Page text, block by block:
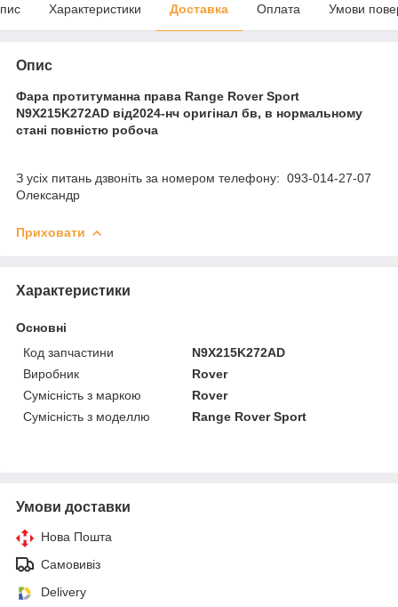
Характеристики Доставка Оплата Умови
Опис
Фара протитуманна права Range Rover Sport
N9X215K272AD від2024-нч оригінал бв, в нормальному
стані повністю робоча
З усіх питань дзвоніть за номером телефону: 093-014-27-07
Олександр
Приховати
Характеристики
Основні
Код запчастини
N9X215K272AD
Виробник
Rover
Сумісність з маркою
Rover
Сумісність з моделлю
Range Rover Sport
Умови доставки
Нова Пошта
Самовивіз
Delivery